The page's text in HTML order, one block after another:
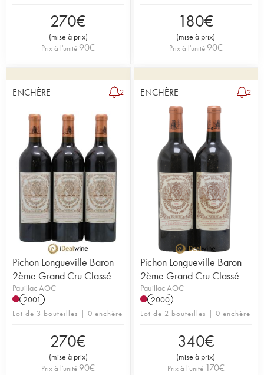
270€
(mise à prix)
Prix à l'unité 90€
180€
(mise à prix)
Prix à l'unité 90€
ENCHÈRE 2
Pichon Longueville Baron
2ème Grand Cru Classé
Pauillac AOC
2001
Lot de 3 bouteilles | 0 enchère
270€
(mise à prix)
Prix à l'unité 90€
ENCHÈRE 2
Pichon Longueville Baron
2ème Grand Cru Classé
Pauillac AOC
2000
Lot de 2 bouteilles | 0 enchère
340€
(mise à prix)
Prix à l'unité 170€